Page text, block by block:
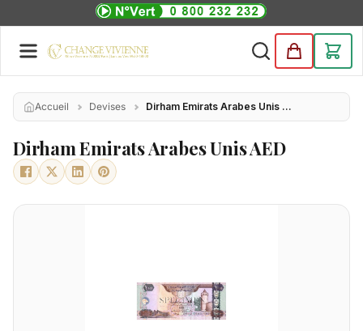
Accueil Devises Dirham Emirats Arabes Unis AED
Dirham Emirats Arabes Unis AED